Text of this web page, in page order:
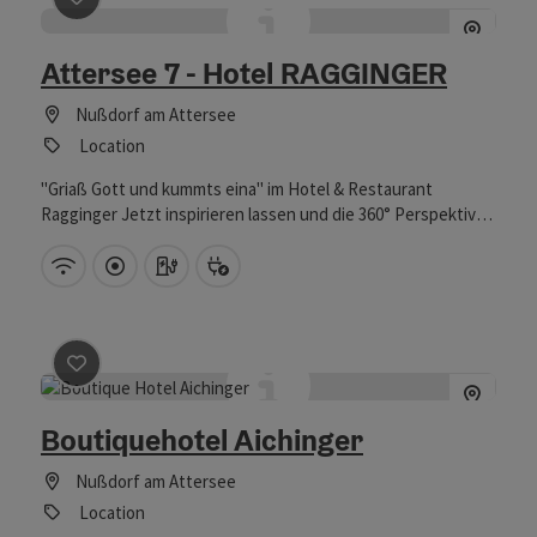
Attersee 7 - Hotel RAGGINGER
Nußdorf am Attersee
Location
"Griaß Gott und kummts eina" im Hotel & Restaurant
Ragginger Jetzt inspirieren lassen und die 360° Perspektiven
W-Lan (kostenlos)
Direkt im Zentrum
Auto Ladestation
Beitrag merken
Boutiquehotel Aichinger
Nußdorf am Attersee
Location